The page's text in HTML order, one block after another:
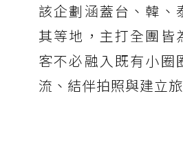
該企劃涵蓋台、韓、
其等地，主打全團皆
客不必融入既有小圈
流、結伴拍照與建立